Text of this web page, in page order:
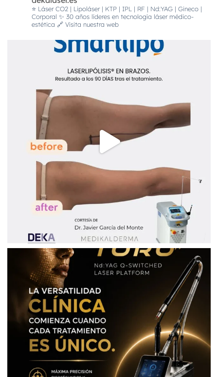
⭐️ Láser CO2 | Lipoláser | KTP | IPL | RF | Nd:YAG | Gineco |
Corporal ✨ 30 años líderes en tecnología láser médico-
estética 🔗 Visita nuestra web